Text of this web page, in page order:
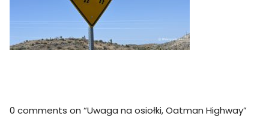
Niezwyczajne ściany
Dom na kółkach
0 comments on “Uwaga na osiołki, Oatman Highway”